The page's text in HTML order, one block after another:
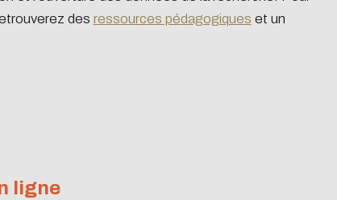
des ressources pédagogiques et un
ligne